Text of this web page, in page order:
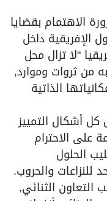
الاهتمام بقضايا
الإفريقية داخل
"لا تزال محل
من ثروات وموارد,
الذاتية
أشكال التمييز
على الاحترام
الحلول
للنزاعات والحروب.
الثنائي,